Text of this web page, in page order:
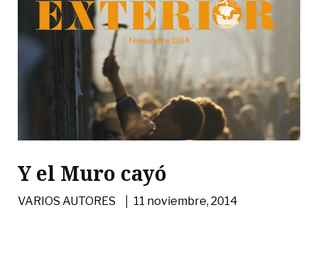
Y el Muro cayó
VARIOS AUTORES | 11 noviembre, 2014